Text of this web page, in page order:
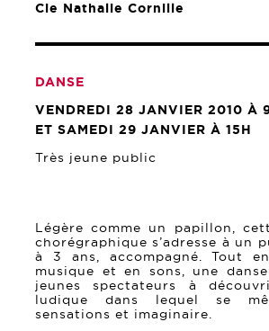
Cie Nathalie Cornille
DANSE
VENDREDI 28 JANVIER 2010 À
ET SAMEDI 29 JANVIER À 15H
Très jeune public
Légère comme un papillon,
chorégraphique s’adresse à un
à 3 ans, accompagné. Tout
musique et en sons, une
jeunes spectateurs à
ludique dans lequel se
sensations et imaginaire.